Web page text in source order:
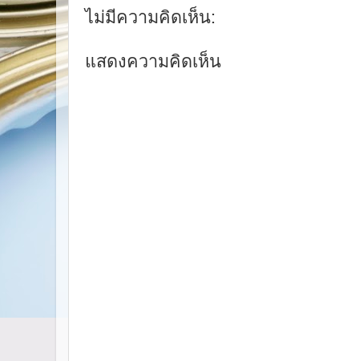
ไม่มีความคิดเห็น:
แสดงความคิดเห็น